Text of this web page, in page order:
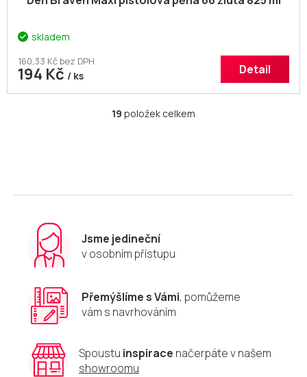
skladem
160,33 Kč bez DPH
194 Kč / ks Detail
O
c
r
v
k
ý
p
u
19 položek celkem
Jsme jedineční
v osobním přístupu
Přemýšlíme s Vámi, pomůžeme
vám s navrhováním
Spoustu inspirace načerpáte v našem
showroomu